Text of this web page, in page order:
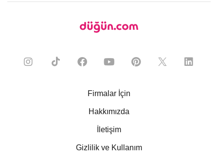
Firmalar İçin
Hakkımızda
İletişim
Gizlilik ve Kullanım